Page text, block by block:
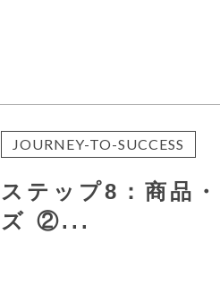
JOURNEY-TO-SUCCESS
ステップ8：商品
ズ ②...